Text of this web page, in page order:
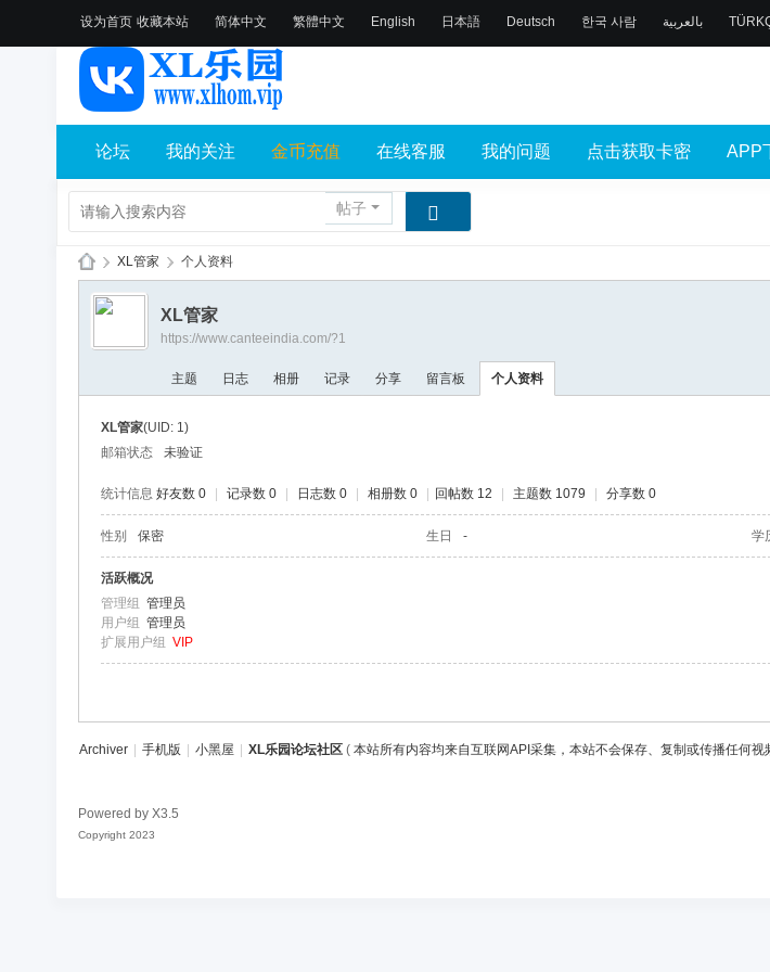
设为首页 收藏本站 简体中文 繁體中文 English 日本語 Deutsch 한국 사람 بالعربية
论坛 我的关注 金币充值 在线客服 我的问题 点击获取卡密 APP
帖子
X
乐
› XL管家 › 个人资料
XL管家
https://www.canteeindia.com/?1
主题 日志 相册 记录 分享 留言板 个人资料
XL管家(UID: 1)
邮箱状态
未验证
统计信息 好友数 0 记录数 0 日志数 0 相册数 0 回帖数 12 主题数 1079 分享数 0
性别 保密 生日 - 学
活跃概况
管理组 管理员
用户组 管理员
扩展用户组 VIP
Archiver 手机版 小黑屋 XL乐园论坛社区 ( 本站所有内容均来自互联网API采集，本站不会保存、复制或传播任何
Powered by X3.5
Copyright 2023